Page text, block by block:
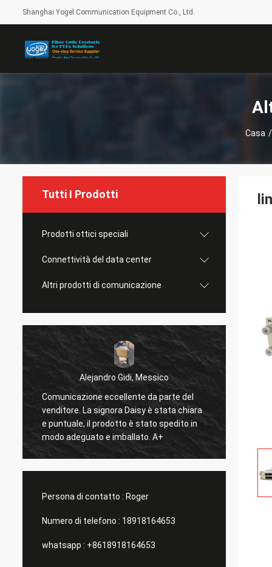
Shanghai Yogel Communication Equipment Co., Ltd.
Casa /
Tutti I Prodotti
Prodotti ottici speciali
Connettività del data center
Altri prodotti di comunicazione
Alejandro Gidi, Messico
eccellente da parte del
La signora Daisy è stata chiara
il prodotto è stato spedito in
e imballato. A+
Sergey Shapotkin,
tutto bene
Persona di contatto : Roger
Numero di telefono : 18918164653
whatsapp : +8618918164653